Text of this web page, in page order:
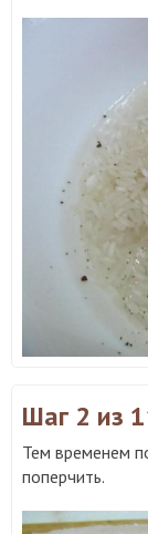
Шаг 2 из
Тем временем
поперчить.